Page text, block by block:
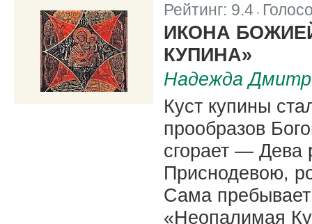
Рейтинг: 9.4
ИКОНА
КУПИНА»
Надежда
Куст купины
прообразов
сгорает — Дева
Приснодевою,
Сама
«Неопалимая